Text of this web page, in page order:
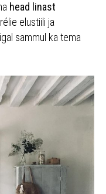
head linast
elustiili ja
sammul ka tema